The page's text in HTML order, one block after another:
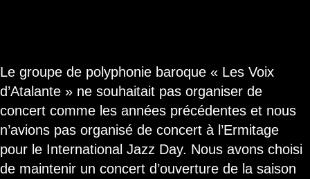
Le groupe de polyphonie baroque « Les Voix
d’Atalante » ne souhaitait pas organiser de
concert comme les années précédentes et nous
n’avions pas organisé de concert à l’Ermitage
pour le International Jazz Day. Nous avons choisi
de maintenir un concert d’ouverture de la saison